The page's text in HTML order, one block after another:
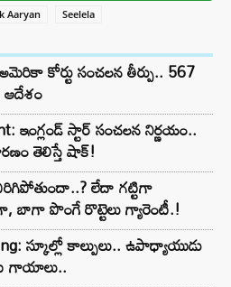
Aaryan Seelela
కోర్టు సంచలన తీర్పు.. 567
ఇంగ్లండ్ స్టార్ సంచలన నిర్ణయం..
తెలిస్తే షాక్!
లేదా గట్టిగా
బాగా పొంగే రొట్టెలు గ్యారెంటీ.!
స్కూల్లో కాల్పులు.. ఉపాధ్యాయుడు
గాయాలు..